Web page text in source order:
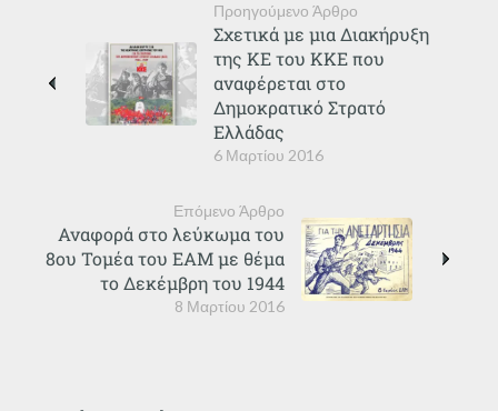
Προηγούμενο Άρθρο
6 Μαρτίου 2016
Σχετικά με μια Διακήρυξη
της ΚΕ του ΚΚΕ που
αναφέρεται στο
Δημοκρατικό Στρατό
Ελλάδας
Επόμενο Άρθρο
8 Μαρτίου 2016
Αναφορά στο λεύκωμα του
8ου Τομέα του ΕΑΜ με θέμα
το Δεκέμβρη του 1944